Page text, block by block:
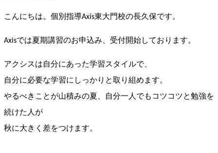
こんにちは。個別指導Axis東大門校の長久保です。
Axisでは夏期講習のお申込み、受付開始しております。
アクシスは自分にあった学習スタイルで、
自分に必要な学習にしっかりと取り組めます。
やるべきことが山積みの夏、 自分一人でもコツコツと勉強を
続けた人が
秋に大きく差をつけます。